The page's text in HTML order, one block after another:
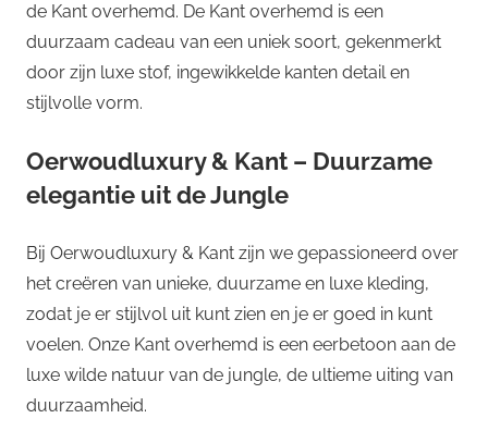
de Kant overhemd. De Kant overhemd is een
duurzaam cadeau van een uniek soort, gekenmerkt
door zijn luxe stof, ingewikkelde kanten detail en
stijlvolle vorm.
Oerwoudluxury & Kant – Duurzame
elegantie uit de Jungle
Bij Oerwoudluxury & Kant zijn we gepassioneerd over
het creëren van unieke, duurzame en luxe kleding,
zodat je er stijlvol uit kunt zien en je er goed in kunt
voelen. Onze Kant overhemd is een eerbetoon aan de
luxe wilde natuur van de jungle, de ultieme uiting van
duurzaamheid.